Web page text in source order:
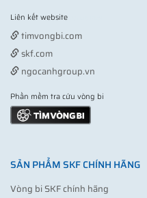
Liên kết website
timvongbi.com
skf.com
ngocanhgroup.vn
Phần mềm tra cứu vòng bi
SẢN PHẨM SKF CHÍNH HÃNG
Vòng bi SKF chính hãng